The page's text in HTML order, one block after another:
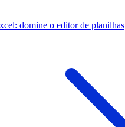
domine o editor de planilhas